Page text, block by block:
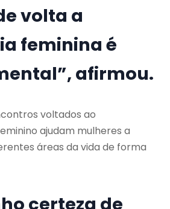
volta a
feminina é
afirmou.
voltados ao
ajudam mulheres a
áreas da vida de forma